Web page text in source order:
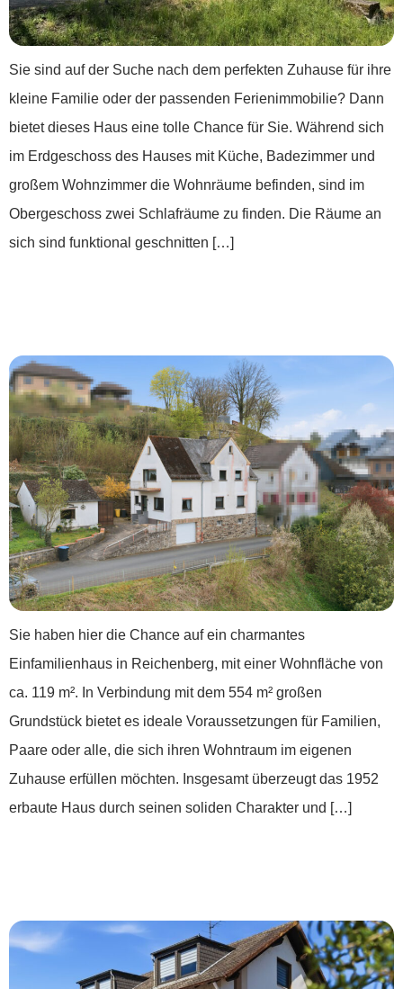
Sie sind auf der Suche nach dem perfekten Zuhause für ihre
kleine Familie oder der passenden Ferienimmobilie? Dann
bietet dieses Haus eine tolle Chance für Sie. Während sich
im Erdgeschoss des Hauses mit Küche, Badezimmer und
großem Wohnzimmer die Wohnräume befinden, sind im
Obergeschoss zwei Schlafräume zu finden. Die Räume an
sich sind funktional geschnitten […]
Sie haben hier die Chance auf ein charmantes
Einfamilienhaus in Reichenberg, mit einer Wohnfläche von
ca. 119 m². In Verbindung mit dem 554 m² großen
Grundstück bietet es ideale Voraussetzungen für Familien,
Paare oder alle, die sich ihren Wohntraum im eigenen
Zuhause erfüllen möchten. Insgesamt überzeugt das 1952
erbaute Haus durch seinen soliden Charakter und […]